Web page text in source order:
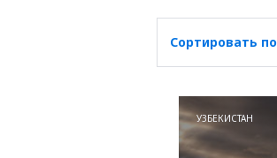
Сортировать по
УЗБЕКИСТАН